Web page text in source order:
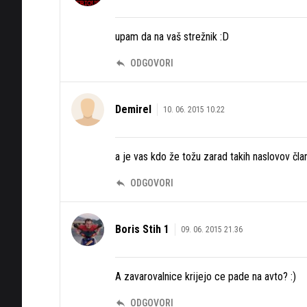
upam da na vaš strežnik :D
ODGOVORI
Demirel 10. 06. 2015 10.22
a je vas kdo že tožu zarad takih naslovov
ODGOVORI
Boris Stih 1 09. 06. 2015 21.36
A zavarovalnice krijejo ce pade na avto? :)
ODGOVORI